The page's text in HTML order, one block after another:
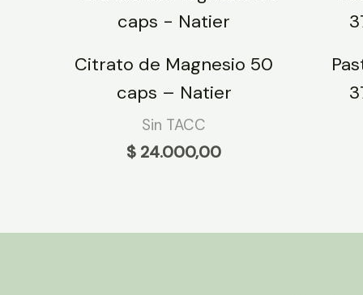
Citrato de Magnesio 50
caps – Natier
Sin TACC
$ 24.000,00